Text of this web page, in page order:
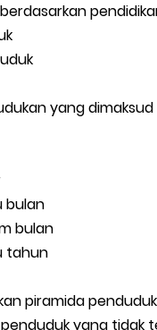
yang
bulan
bulan
tahun
piramida
yang